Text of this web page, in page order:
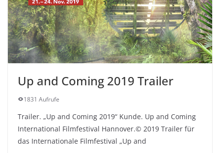
Up and Coming 2019 Trailer
1831 Aufrufe
Trailer. „Up and Coming 2019“ Kunde. Up and Coming
International Filmfestival Hannover.© 2019 Trailer für
das Internationale Filmfestival „Up and